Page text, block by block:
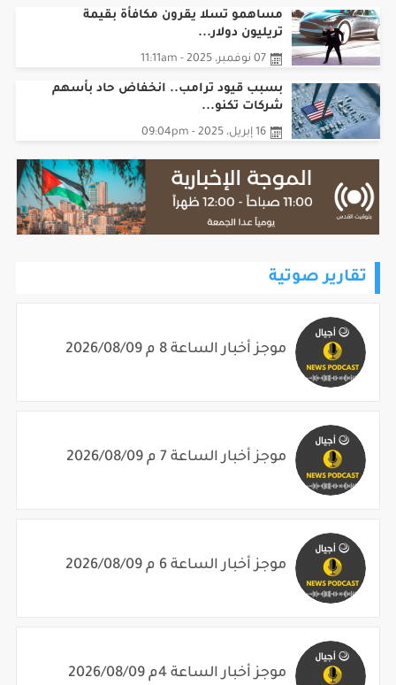
مساهمو تسلا يقرون مكافأة بقيمة
تريليون دولار...
07 نوفمبر، 2025 - 11:11am
بسبب قيود ترامب.. انخفاض حاد بأسهم
شركات تكنو...
16 إبريل، 2025 - 09:04pm
تقارير صوتية
موجز أخبار الساعة 8 م 2026/08/09
موجز أخبار الساعة 7 م 2026/08/09
موجز أخبار الساعة 6 م 2026/08/09
موجز أخبار الساعة 4م 2026/08/09